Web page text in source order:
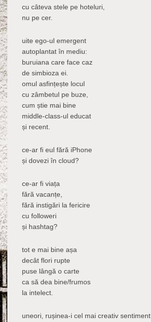
cu câteva stele pe hoteluri,
nu pe cer.
uite ego-ul emergent
autoplantat în mediu:
buruiana care face caz
de simbioza ei.
omul asfințește locul
cu zâmbetul pe buze,
cum știe mai bine
middle-class-ul educat
și recent.
ce-ar fi eul fără iPhone
și dovezi în cloud?
ce-ar fi viața
fără vacanțe,
fără instigări la fericire
cu followeri
și hashtag?
tot e mai bine așa
decât flori rupte
puse lângă o carte
ca să dea bine/frumos
la intelect.
uneori, rușinea-i cel mai creativ sentiment